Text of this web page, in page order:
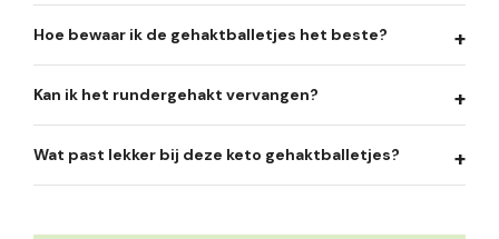
Hoe bewaar ik de gehaktballetjes het beste?
Kan ik het rundergehakt vervangen?
Wat past lekker bij deze keto gehaktballetjes?